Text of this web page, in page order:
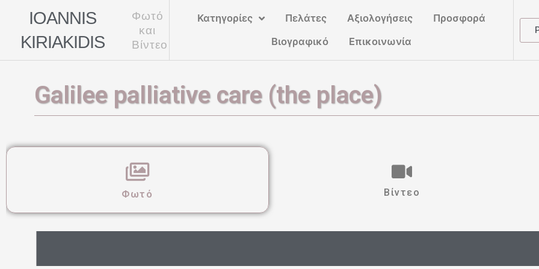
περιεχόμενο
IOANNIS
KIRIAKIDIS
Φωτό
και
Βίντεο
Κατηγορίες Πελάτες Αξιολογήσεις
Προσφορά
Βιογραφικό
Επικοινωνία
Galilee palliative care (the place)
Φωτό Βίντεο